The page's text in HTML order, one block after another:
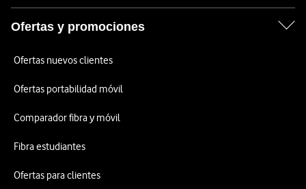
Ofertas y promociones
Ofertas nuevos clientes
Ofertas portabilidad móvil
Comparador fibra y móvil
Fibra estudiantes
Ofertas para clientes